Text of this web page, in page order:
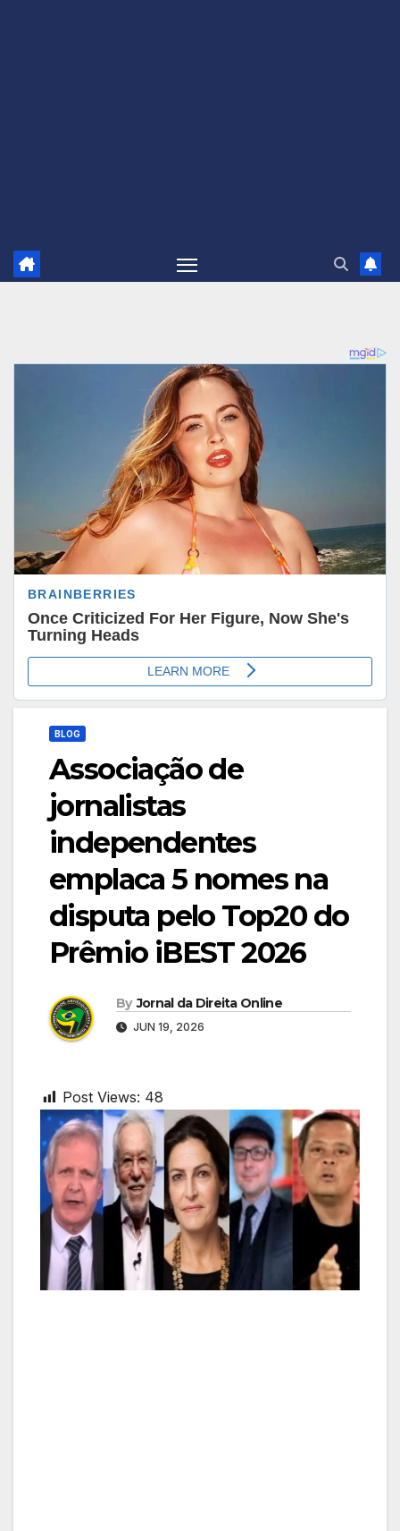
BLOG
Associação de
jornalistas
independentes
emplaca 5 nomes na
disputa pelo Top20 do
Prêmio iBEST 2026
By Jornal da Direita Online
JUN 19, 2026
Post Views: 48